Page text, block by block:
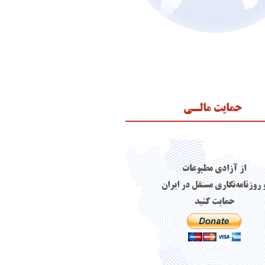
حمایت مالـی
از آزادی مطبوعات
روزنامه‌نگاری مستقل در ایران
حمایت کنید